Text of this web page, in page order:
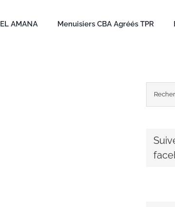
EL AMANA Menuisiers CBA Agréés TPR